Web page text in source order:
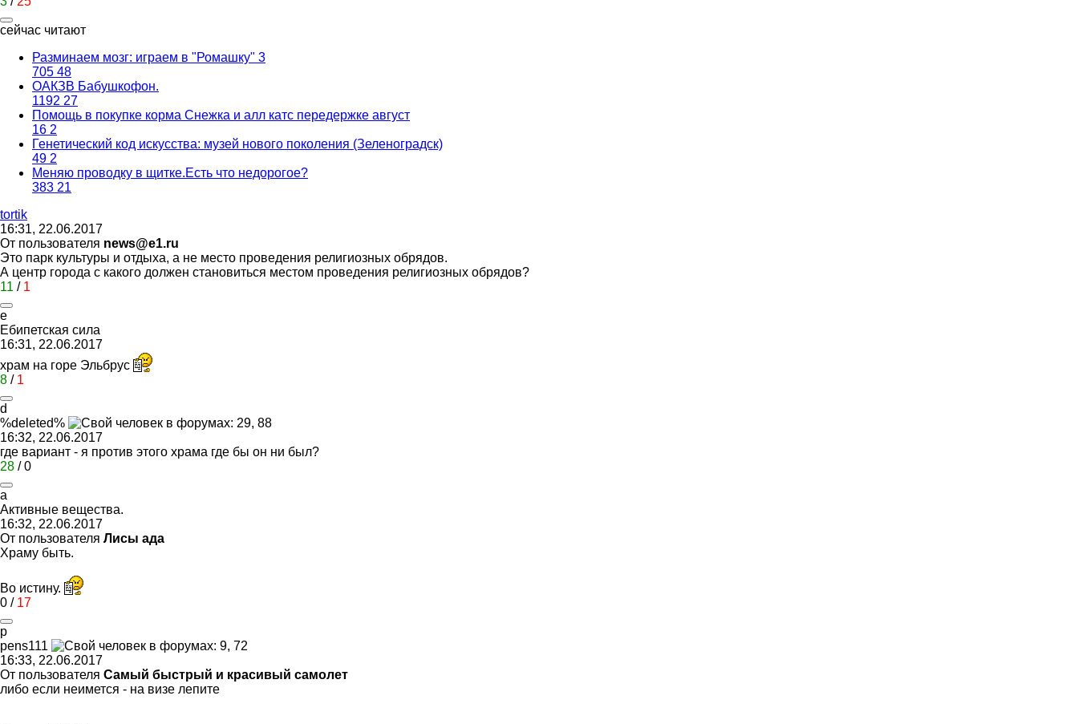
сейчас читают
Разминаем мозг: играем в "Ромашку" 3
705 48
ОАКЗВ Бабушкофон.
1192 27
Помощь в покупке корма Снежка и алл катс передержке август
16 2
Генетический код искусства: музей нового поколения (Зеленоградск)
49 2
Меняю проводку в щитке.Есть что недорогое?
383 21
tоrtik
16:31, 22.06.2017
От пользователя news@e1.ru
Это парк культуры и отдыха, а не место проведения религиозных обрядов.
А центр города с какого должен становиться местом проведения религиозных обрядов?
11 / 1
е
Ебипетская сила
16:31, 22.06.2017
храм на горе Эльбрус
8 / 1
d
%deleted%
16:32, 22.06.2017
где вариант - я против этого храма где бы он ни был?
28 /0
a
Aктивные вещества.
16:32, 22.06.2017
От пользователя Лисы ада
Храму быть.
Во истину.
0 / 17
p
pens111
16:33, 22.06.2017
От пользователя Самый быстрый и красивый самолет
либо если неимется - на визе лепите